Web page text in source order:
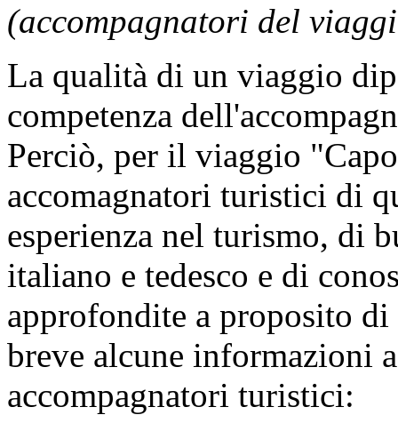
(accompagnatori del
La qualità di un viaggio
competenza
Perciò, per il viaggio
accomagnatori turistici di
esperienza nel turismo, di
italiano e tedesco e di
approfondite a proposito
breve alcune informazioni
accompagnatori turistici: